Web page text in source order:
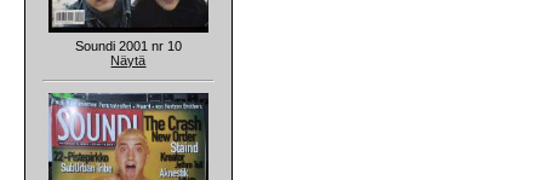
Soundi 2001 nr 10
Näytä